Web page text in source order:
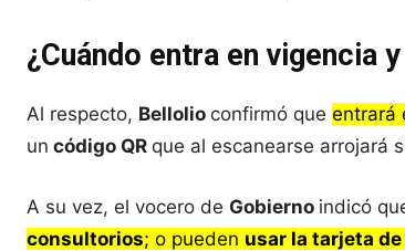
¿Cuándo entra en vigencia
Al respecto, Bellolio confirmó que entrará
un código QR que al escanearse arrojará
A su vez, el vocero de Gobierno indicó
consultorios; o pueden usar la tarjeta